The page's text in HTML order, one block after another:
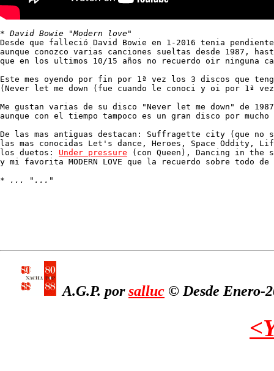
* David Bowie "Modern love"
Desde que falleció David Bowie en 1-2016 tenia
aunque conozco varias canciones sueltas desde 1987,
que en los ultimos 10/15 años no recuerdo oir ninguna
Este mes oyendo por fin por 1ª vez los 3 discos que
(Never let me down (fue cuando le conoci y oi por 1ª
Me gustan varias de su disco "Never let me down" de
aunque con el tiempo tampoco es un gran disco por
De las mas antiguas destacan: Suffragette city (que no
las mas conocidas Let's dance, Heroes, Space Oddity,
los duetos: Under pressure (con Queen), Dancing in the
y mi favorita MODERN LOVE que la recuerdo sobre todo
*
... "..."
A.G.P. porsalluc © Desde Enero-